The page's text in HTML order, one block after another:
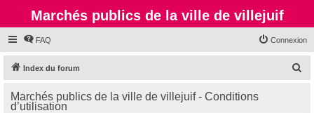
Marchés publics de la ville de villejuif
FAQ Connexion
Index du forum
Marchés publics de la ville de villejuif - Conditions
d’utilisation